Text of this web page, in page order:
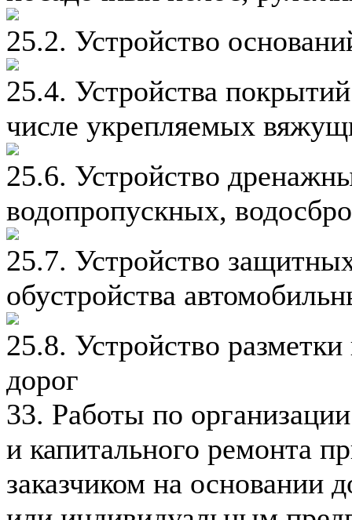
25.2. Устройство
25.4. Устройства
числе укрепляемых
25.6. Устройство
водопропускных,
25.7. Устройство
обустройства
25.8. Устройство
дорог
33. Работы по
и капитального ремонта
заказчиком на основании